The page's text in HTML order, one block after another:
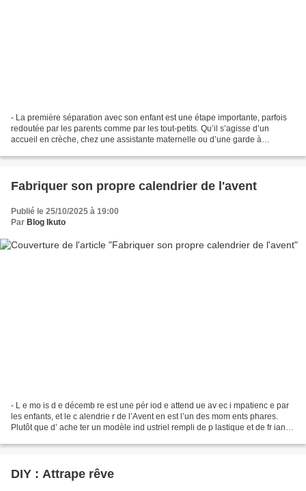
- La première séparation avec son enfant est une étape importante, parfois
redoutée par les parents comme par les tout-petits. Qu’il s’agisse d’un
accueil en crèche, chez une assistante maternelle ou d’une garde à
Fabriquer son propre calendrier de l'avent
Publié le 25/10/2025 à 19:00
Par Blog Ikuto
- L e mo is d e décemb re est une pér iod e attend ue av ec i mpatienc e par
les enfants, et le c alendrie r de l’Avent en est l’un des mom ents phares.
Plutôt que d’ ache ter un modèle ind ustriel rempli de p lastique et de fr iand
DIY : Attrape rêve